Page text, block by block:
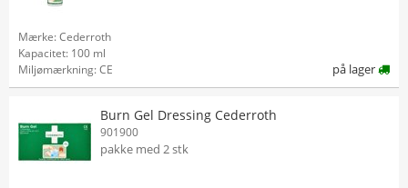
Mærke: Cederroth
Kapacitet: 100 ml
Miljømærkning: CE
på lager
Burn Gel Dressing Cederroth
901900
pakke med 2 stk